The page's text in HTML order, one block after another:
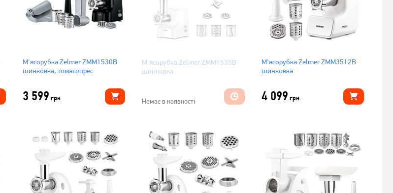
М'ясорубка Zelmer ZMM1530B
шинковка, томатопрес
3 599 грн
М'ясорубка Zelmer ZMM1535B
шинковка
Немає в наявності
М'ясорубка Zelmer ZMM3512B
шинковка
4 099 грн